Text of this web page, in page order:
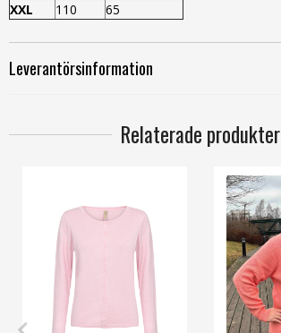
XXL
110 65
Leverantörsinformation
Relaterade produkter